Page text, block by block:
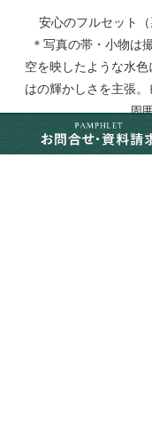
安心のフルセット
＊写真の帯・小物は
空を映したような水
はの輝かしさを主張
周
スイート・エ